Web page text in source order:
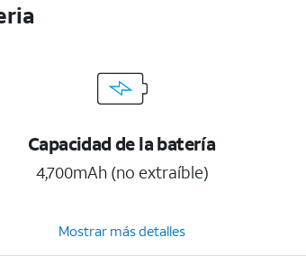
Capacidad de la batería
4,700mAh (no extraíble)
Mostrar más detalles